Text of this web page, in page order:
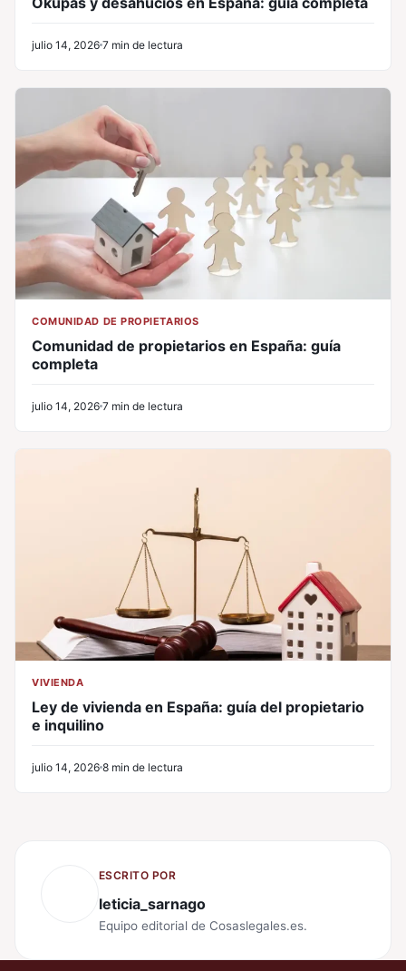
julio 14, 2026 7 min de lectura
COMUNIDAD DE PROPIETARIOS
Comunidad de propietarios en España: guía
completa
julio 14, 2026 7 min de lectura
VIVIENDA
Ley de vivienda en España: guía del propietario
e inquilino
julio 14, 2026 8 min de lectura
ESCRITO POR
leticia_sarnago
Equipo editorial de Cosaslegales.es.